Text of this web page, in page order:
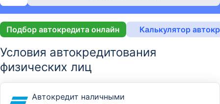
Подбор автокредита онлайн Калькулятор
Условия автокредитования
физических лиц
Автокредит наличными